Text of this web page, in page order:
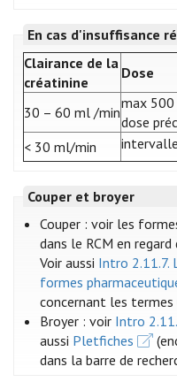
En cas d'insuffisance
Clairance de la
créatinine
Dose
30 – 60 ml /min
max 500
dose
< 30 ml/min
Couper et broyer
Couper : voir les
dans le RCM en
Voir aussi Intro 2.11.7.
formes
concernant les termes
Broyer : voir Intro
aussi Pletfiches
dans la barre de